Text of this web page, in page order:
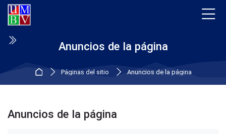
Skip to navigation
Skip to login form
Saltar al contenido principal
Skip to accessibility options
Saltar al pie de página
Skip accessibility options
Anuncios de la página
Página Principal
Páginas del sitio Anuncios de la página
Anuncios de la página